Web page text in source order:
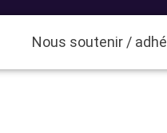
Nous soutenir /